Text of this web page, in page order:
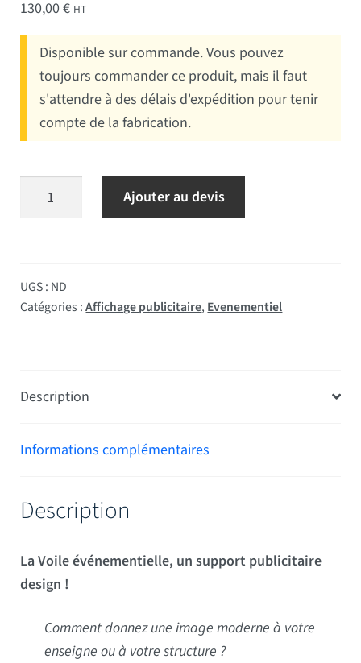
130,00€ HT
Disponible sur commande. Vous pouvez
toujours commander ce produit, mais il faut
s'attendre à des délais d'expédition pour tenir
compte de la fabrication.
quantité de Voile événementielle
Ajouter au devis
UGS : ND
Catégories :Affichage publicitaire, Evenementiel
Description
Informations complémentaires
Description
La Voile événementielle, un support publicitaire
design !
Comment donnez une image moderne à votre
enseigne ou à votre structure ?